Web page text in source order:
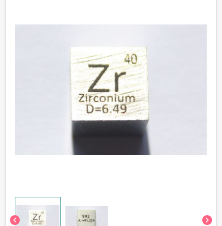
chevron_left chevron_right